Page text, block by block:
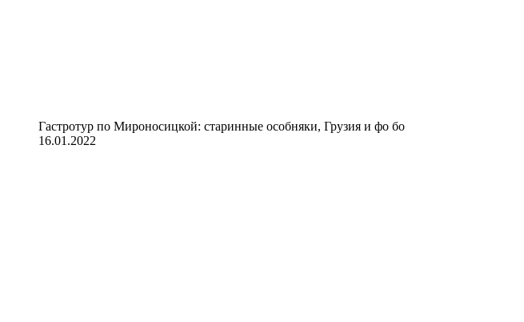
Гастротур по Мироносицкой: старинные особняки, Грузия и фо бо
16.01.2022